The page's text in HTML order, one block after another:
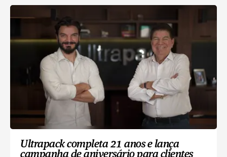
Ultrapack completa 21 anos e lança
campanha de aniversário para clientes